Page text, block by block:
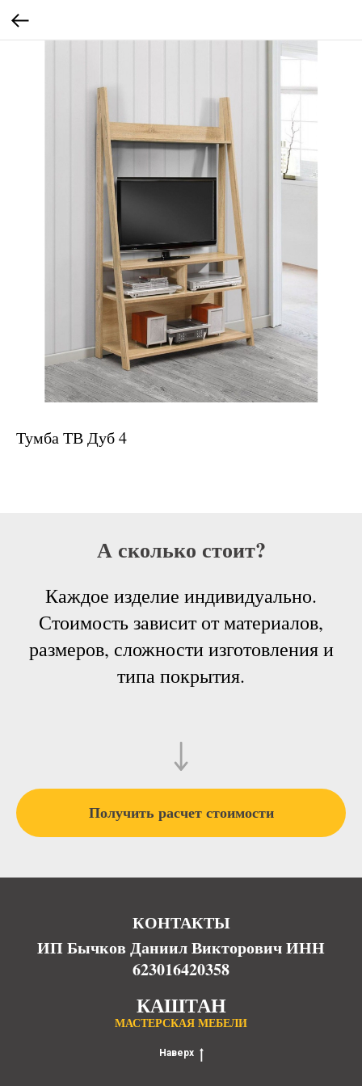
Тумба ТВ Дуб 4
А сколько стоит?
Каждое изделие индивидуально.
Стоимость зависит от материалов,
размеров, сложности изготовления и
типа покрытия.
Получить расчет стоимости
КОНТАКТЫ
ИП Бычков Даниил Викторович ИНН
623016420358
КАШТАН
МАСТЕРСКАЯ МЕБЕЛИ
Наверх